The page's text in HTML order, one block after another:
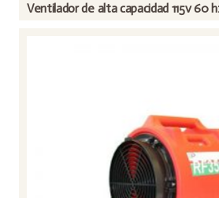
Ventilador de alta capacidad 115v 60